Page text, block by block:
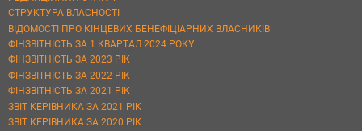
СТРУКТУРА ВЛАСНОСТІ
ВІДОМОСТІ ПРО КІНЦЕВИХ БЕНЕФІЦІАРНИХ ВЛАСНИКІВ
ФІНЗВІТНІСТЬ ЗА 1 КВАРТАЛ 2024 РОКУ
ФІНЗВІТНІСТЬ ЗА 2023 РІК
ФІНЗВІТНІСТЬ ЗА 2022 РІК
ФІНЗВІТНІСТЬ ЗА 2021 РІК
ЗВІТ КЕРІВНИКА ЗА 2021 РІК
ЗВІТ КЕРІВНИКА ЗА 2020 РІК